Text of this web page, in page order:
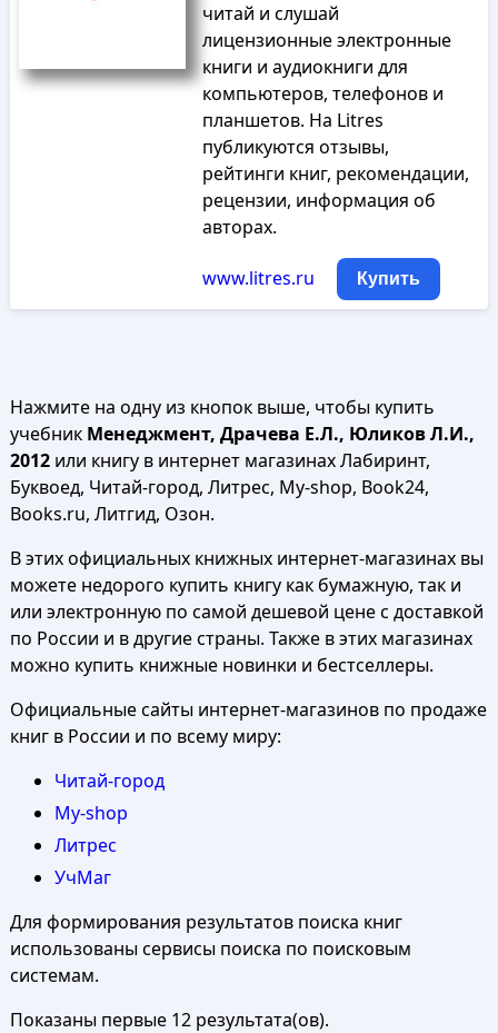
читай и слушай
лицензионные электронные
книги и аудиокниги для
компьютеров, телефонов и
планшетов. На Litres
публикуются отзывы,
рейтинги книг, рекомендации,
рецензии, информация об
авторах.
www.litres.ru Купить
Нажмите на одну из кнопок выше, чтобы купить
учебник Менеджмент, Драчева Е.Л., Юликов Л.И.,
2012или книгу в интернет магазинах Лабиринт,
Буквоед, Читай-город, Литрес, My-shop, Book24,
Books.ru, Литгид, Озон.
В этих официальных книжных интернет-магазинах вы
можете недорого купить книгу как бумажную, так и
или электронную по самой дешевой цене с доставкой
по России и в другие страны. Также в этих магазинах
можно купить книжные новинки и бестселлеры.
Официальные сайты интернет-магазинов по продаже
книг в России и по всему миру:
Читай-город
My-shop
Литрес
УчМаг
Для формирования результатов поиска книг
использованы сервисы поиска по поисковым
системам.
Показаны первые 12 результата(ов).